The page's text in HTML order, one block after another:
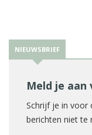
NIEUWSBRIEF
Meld je
Schrijf je in voor
berichten niet te